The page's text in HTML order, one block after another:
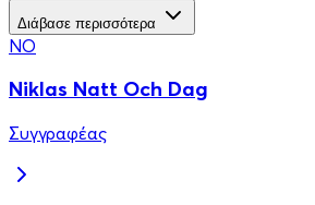
Διάβασε περισσότερα
NO
Niklas Natt Och Dag
Συγγραφέας